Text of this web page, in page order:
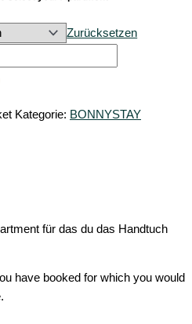
Zurücksetzen
Kategorie: BONNYSTAY
für das du das Handtuch
have booked for which you would